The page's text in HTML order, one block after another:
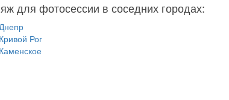
для фотосессии в соседних городах:
Рог